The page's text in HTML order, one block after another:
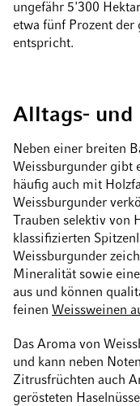
ungefähr 5'300
etwa fünf Prozent der
entspricht.
Alltags- und
Neben einer breiten
Weissburgunder gibt
häufig auch mit
Weissburgunder
Trauben selektiv von
klassifizierten
Weissburgunder
Mineralität sowie
aus und können
feinen Weissweinen
Das Aroma von
und kann neben
Zitrusfrüchten auch
gerösteten